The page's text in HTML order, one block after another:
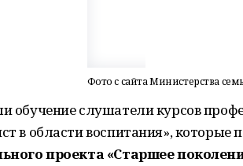
Фото с сайта Министерства
обучение слушатели курсов
в области воспитания», которые
проекта «Старшее